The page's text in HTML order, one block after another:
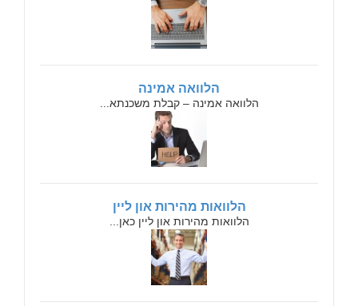
הלוואה אמינה
הלוואה אמינה – קבלת משכנתא...
הלוואות מהירות און ליין
הלוואות מהירות און ליין כאן...